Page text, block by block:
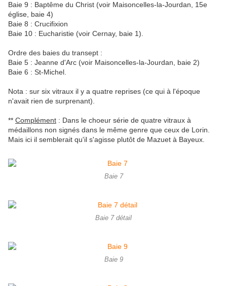
Baie 9 : Baptême du Christ (voir Maisoncelles-la-Jourdan, 15e
église, baie 4)
Baie 8 : Crucifixion
Baie 10 : Eucharistie (voir Cernay, baie 1).
Ordre des baies du transept :
Baie 5 : Jeanne d'Arc (voir Maisoncelles-la-Jourdan, baie 2)
Baie 6 : St-Michel.
Nota : sur six vitraux il y a quatre reprises (ce qui à l'époque
n'avait rien de surprenant).
** Complément : Dans le choeur série de quatre vitraux à
médaillons non signés dans le même genre que ceux de Lorin.
Mais ici il semblerait qu'il s'agisse plutôt de Mazuet à Bayeux.
Baie 7
Baie 7 détail
Baie 9